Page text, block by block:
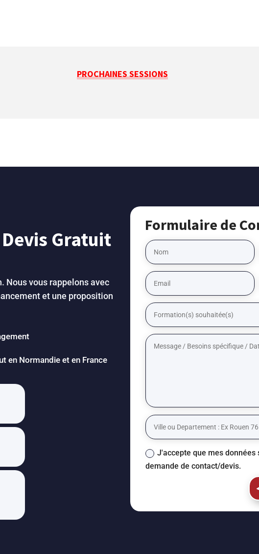
PROCHAINES SESSIONS
Gratuit
Nous vous rappelons avec
et une proposition
en Normandie et en France
Formulaire de
J'accepte que mes
demande de contact/devis.